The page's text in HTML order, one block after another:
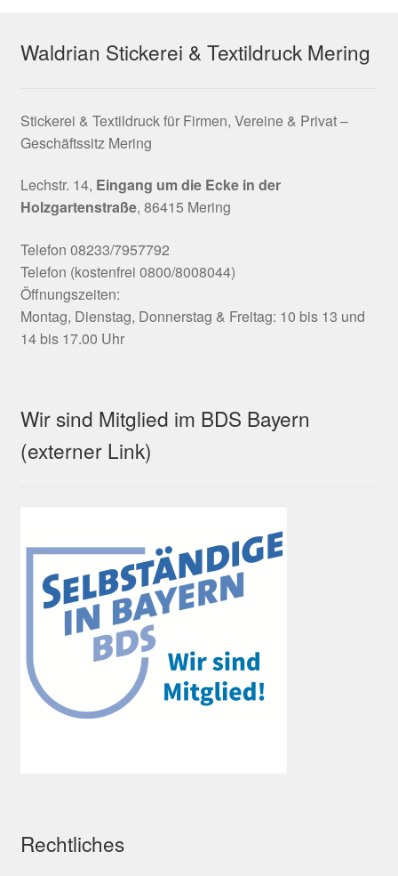
Waldrian Stickerei & Textildruck Mering
Stickerei & Textildruck für Firmen, Vereine & Privat –
Geschäftssitz Mering
Lechstr. 14, Eingang um die Ecke in der
Holzgartenstraße, 86415 Mering
Telefon 08233/7957792
Telefon (kostenfrei 0800/8008044)
Öffnungszeiten:
Montag, Dienstag, Donnerstag & Freitag: 10 bis 13 und
14 bis 17.00 Uhr
Wir sind Mitglied im BDS Bayern
(externer Link)
Rechtliches